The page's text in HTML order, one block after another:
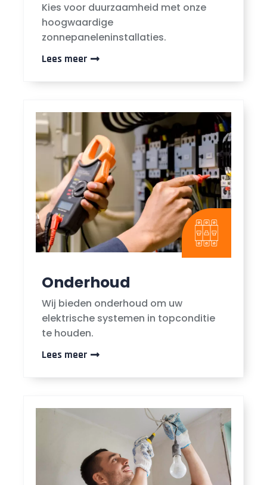
Kies voor duurzaamheid met onze
hoogwaardige
zonnepaneleninstallaties.
Lees meer
Onderhoud
Wij bieden onderhoud om uw
elektrische systemen in topconditie
te houden.
Lees meer